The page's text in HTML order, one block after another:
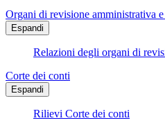
Organi di revisione amministrativa
Espandi
Relazioni degli organi di
Corte dei conti
Espandi
Rilievi Corte dei conti